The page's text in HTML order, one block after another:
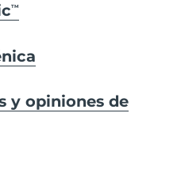
TM
y opiniones de